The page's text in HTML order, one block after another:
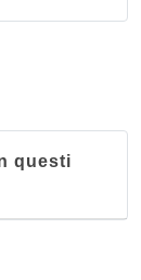
questi